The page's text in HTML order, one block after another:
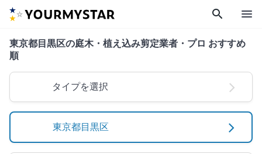
search menu
東京都目黒区の庭木・植え込み剪定業者・プロ おすすめ
順
タイプを選択
東京都目黒区